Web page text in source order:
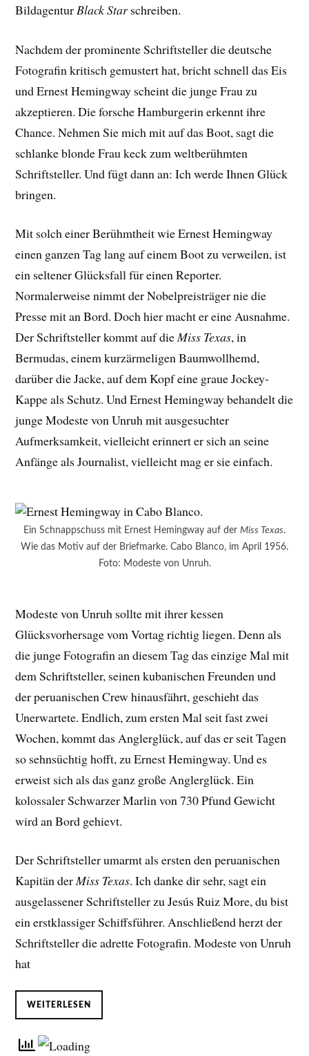
BildagenturBlack Starschreiben.
Nachdem der prominente Schriftsteller die deutsche
Fotografin kritisch gemustert hat, bricht schnell das Eis
und Ernest Hemingway scheint die junge Frau zu
akzeptieren. Die forsche Hamburgerin erkennt ihre
Chance. Nehmen Sie mich mit auf das Boot, sagt die
schlanke blonde Frau keck zum weltberühmten
Schriftsteller. Und fügt dann an: Ich werde Ihnen Glück
bringen.
Mit solch einer Berühmtheit wie Ernest Hemingway
einen ganzen Tag lang auf einem Boot zu verweilen, ist
ein seltener Glücksfall für einen Reporter.
Normalerweise nimmt der Nobelpreisträger nie die
Presse mit an Bord. Doch hier macht er eine Ausnahme.
Der Schriftsteller kommt auf dieMiss Texas, in
Bermudas, einem kurzärmeligen Baumwollhemd,
darüber die Jacke, auf dem Kopf eine graue Jockey-
Kappe als Schutz. Und Ernest Hemingway behandelt die
junge Modeste von Unruh mit ausgesuchter
Aufmerksamkeit, vielleicht erinnert er sich an seine
Anfänge als Journalist, vielleicht mag er sie einfach.
Ein Schnappschuss mit Ernest Hemingway auf der Miss Texas.
Wie das Motiv auf der Briefmarke. Cabo Blanco, im April 1956.
Foto: Modeste von Unruh.
Modeste von Unruh sollte mit ihrer kessen
Glücksvorhersage vom Vortag richtig liegen. Denn als
die junge Fotografin an diesem Tag das einzige Mal mit
dem Schriftsteller, seinen kubanischen Freunden und
der peruanischen Crew hinausfährt, geschieht das
Unerwartete. Endlich, zum ersten Mal seit fast zwei
Wochen, kommt das Anglerglück, auf das er seit Tagen
so sehnsüchtig hofft, zu Ernest Hemingway. Und es
erweist sich als das ganz große Anglerglück. Ein
kolossaler Schwarzer Marlin von 730 Pfund Gewicht
wird an Bord gehievt.
Der Schriftsteller umarmt als ersten den peruanischen
Kapitän derMiss Texas. Ich danke dir sehr, sagt ein
ausgelassener Schriftsteller zu Jesús Ruiz More, du bist
ein erstklassiger Schiffsführer. Anschließend herzt der
Schriftsteller die adrette Fotografin. Modeste von Unruh
hat
WEITERLESEN